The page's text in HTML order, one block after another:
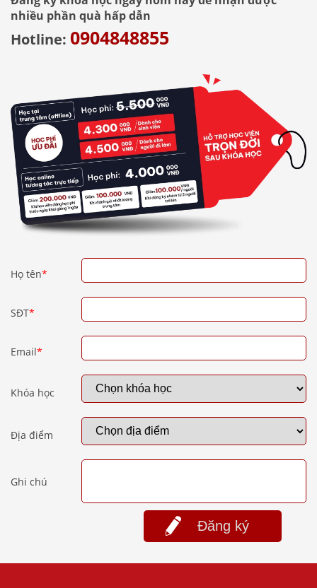
nhiều phần quà hấp dẫn
Hotline: 0904848855
Họ tên*
SĐT*
Email*
Khóa học
Địa điểm
Ghi chú
Đăng ký